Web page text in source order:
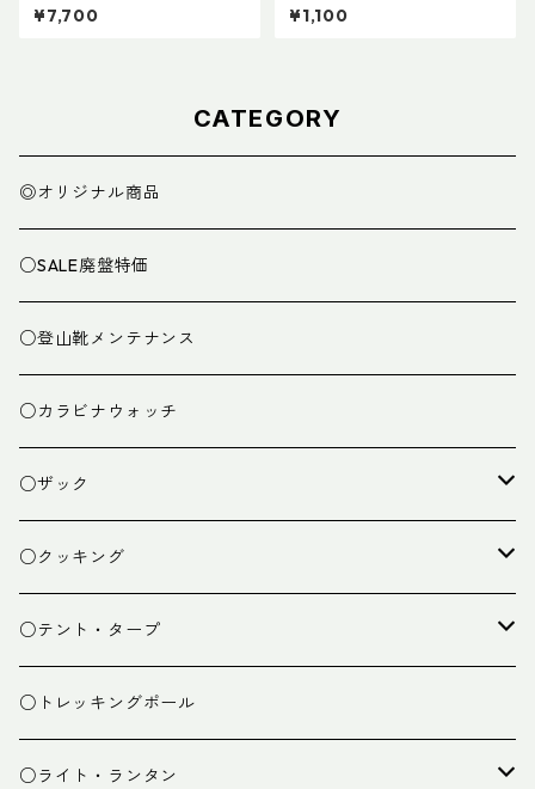
スタム BASE
¥7,700
本)
¥1,100
CATEGORY
◎オリジナル商品
○SALE廃盤特価
○登山靴メンテナンス
○カラビナウォッチ
○ザック
ザック
スタッフバッグ
ザック小物
○クッキング
クッカー
バーナー
カトラリー
○テント・タープ
テント
タープ
○トレッキングポール
○ライト・ランタン